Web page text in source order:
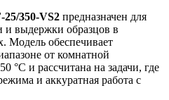
350-VS2 предназначен для
и выдержки образцов в
Модель обеспечивает
от комнатной
°С и рассчитана на задачи, где
и аккуратная работа с